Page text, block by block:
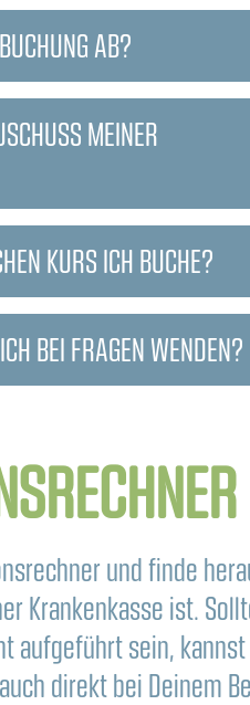
AB?
MEINER
KURS ICH BUCHE?
BEI FRAGEN WENDEN?
und finde
Krankenkasse ist.
aufgeführt sein, kannst
direkt bei Deinem